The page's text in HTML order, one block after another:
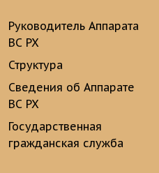
Руководитель Аппарата
ВС РХ
Структура
Сведения об Аппарате
ВС РХ
Государственная
гражданская служба